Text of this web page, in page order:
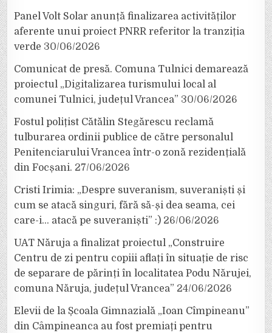
Panel Volt Solar anunță finalizarea activităților
aferente unui proiect PNRR referitor la tranziția
verde 30/06/2026
Comunicat de presă. Comuna Tulnici demarează
proiectul „Digitalizarea turismului local al
comunei Tulnici, județul Vrancea” 30/06/2026
Fostul polițist Cătălin Stegărescu reclamă
tulburarea ordinii publice de către personalul
Penitenciarului Vrancea într-o zonă rezidențială
din Focșani. 27/06/2026
Cristi Irimia: „Despre suveranism, suveraniști și
cum se atacă singuri, fără să-și dea seama, cei
care-i… atacă pe suveraniști” :) 26/06/2026
UAT Năruja a finalizat proiectul „Construire
Centru de zi pentru copiii aflați în situație de risc
de separare de părinți în localitatea Podu Nărujei,
comuna Năruja, județul Vrancea” 24/06/2026
Elevii de la Școala Gimnazială „Ioan Cîmpineanu”
din Câmpineanca au fost premiați pentru